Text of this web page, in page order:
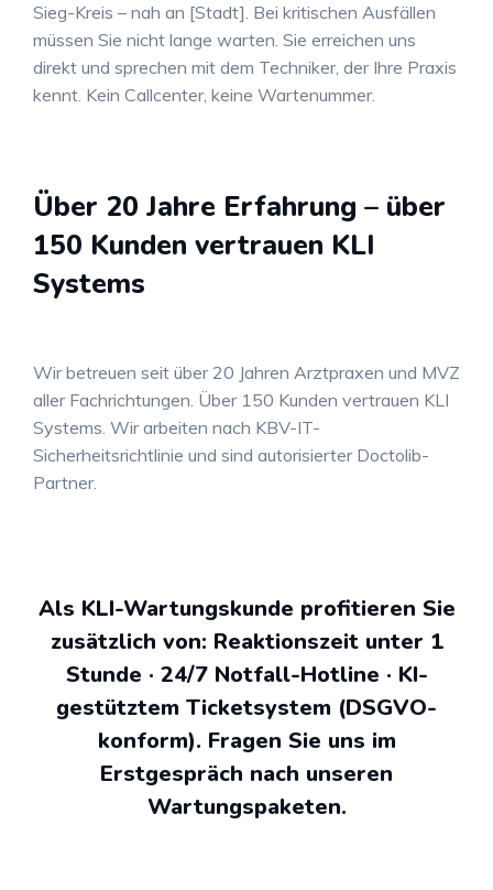
Sieg-Kreis – nah an [Stadt]. Bei kritischen Ausfällen
müssen Sie nicht lange warten. Sie erreichen uns
direkt und sprechen mit dem Techniker, der Ihre Praxis
kennt. Kein Callcenter, keine Wartenummer.
Über 20 Jahre Erfahrung – über
150 Kunden vertrauen KLI
Systems
Wir betreuen seit über 20 Jahren Arztpraxen und MVZ
aller Fachrichtungen. Über 150 Kunden vertrauen KLI
Systems. Wir arbeiten nach KBV-IT-
Sicherheitsrichtlinie und sind autorisierter Doctolib-
Partner.
Als KLI-Wartungskunde profitieren Sie
zusätzlich von: Reaktionszeit unter 1
Stunde · 24/7 Notfall-Hotline · KI-
gestütztem Ticketsystem (DSGVO-
konform). Fragen Sie uns im
Erstgespräch nach unseren
Wartungspaketen.